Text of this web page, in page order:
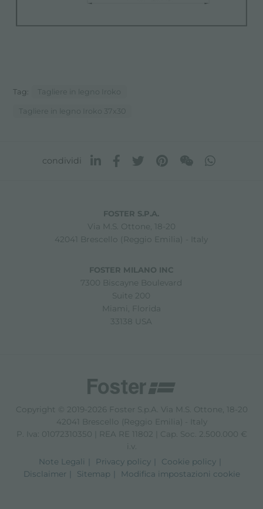
Tag: Tagliere in legno Iroko
Tagliere in legno Iroko 37x30
condividi
FOSTER S.P.A.
Via M.S. Ottone, 18-20
42041 Brescello (Reggio Emilia) - Italy
FOSTER MILANO INC
7300 Biscayne Boulevard
Suite 200
Miami, Florida
33138 USA
Copyright © 2019-2026 Foster S.p.A. Via M.S. Ottone, 18-20
42041 Brescello (Reggio Emilia) - Italy
P. Iva: 01072310350 | REA RE 11802 | Cap. Soc. 2.500.000 €
i.v.
Note Legali
Privacy policy
Cookie policy
Disclaimer
Sitemap Modifica impostazioni cookie